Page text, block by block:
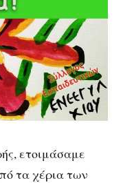
ετοιμάσαμε
τα χέρια των